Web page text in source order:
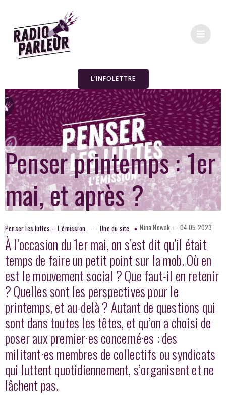
L’INFOLETTRE
Penser printemps : 1er
mai, et après ?
Penser les luttes – L’émission – Une du site Nina Nowak – 04.05.2023
À l’occasion du 1er mai, on s’est dit qu’il était
temps de faire un petit point sur la mob. Où en
est le mouvement social ? Que faut-il en retenir
? Quelles sont les perspectives pour le
printemps, et au-delà ? Autant de questions qui
sont dans toutes les têtes, et qu’on a choisi de
poser aux premier·es concerné·es : des
militant·es membres de collectifs ou syndicats
qui luttent quotidiennement, s’organisent et ne
lâchent pas.